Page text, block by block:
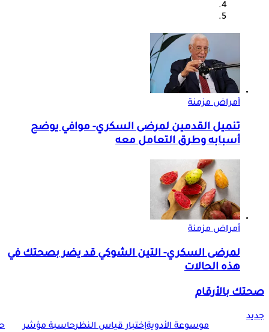
أمراض مزمنة
تنميل القدمين لمرضى السكري- موافي يوضح
أسبابه وطرق التعامل معه
أمراض مزمنة
لمرضى السكري- التين الشوكي قد يضر بصحتك في
هذه الحالات
صحتك بالأرقام
جديد
موسوعة الأدويةإختبار قياس النظرحاسبة مؤشر